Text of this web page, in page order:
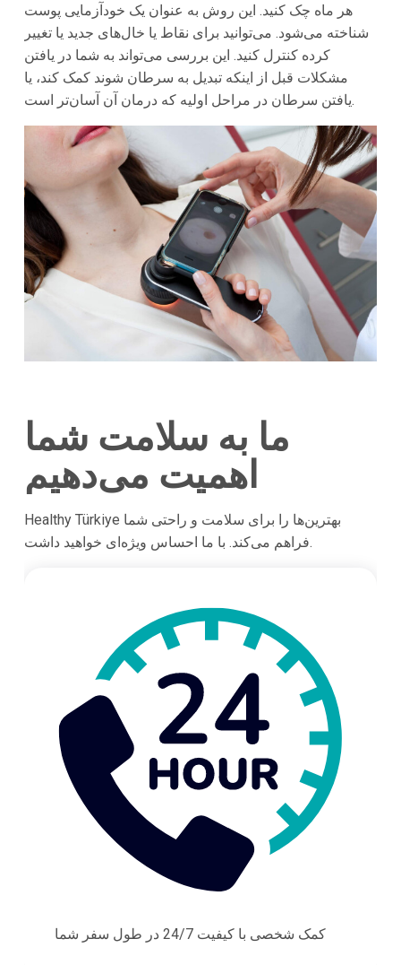
هر ماه چک کنید. این روش به عنوان یک خودآزمایی پوست
شناخته می‌شود. می‌توانید برای نقاط یا خال‌های جدید یا تغییر
کرده کنترل کنید. این بررسی می‌تواند به شما در یافتن
مشکلات قبل از اینکه تبدیل به سرطان شوند کمک کند، یا
یافتن سرطان در مراحل اولیه که درمان آن آسان‌تر است.
ما به سلامت شما
اهمیت می‌دهیم
Healthy Türkiye بهترین‌ها را برای سلامت و راحتی شما
فراهم می‌کند. با ما احساس ویژه‌ای خواهید داشت.
کمک شخصی با کیفیت 24/7 در طول سفر شما